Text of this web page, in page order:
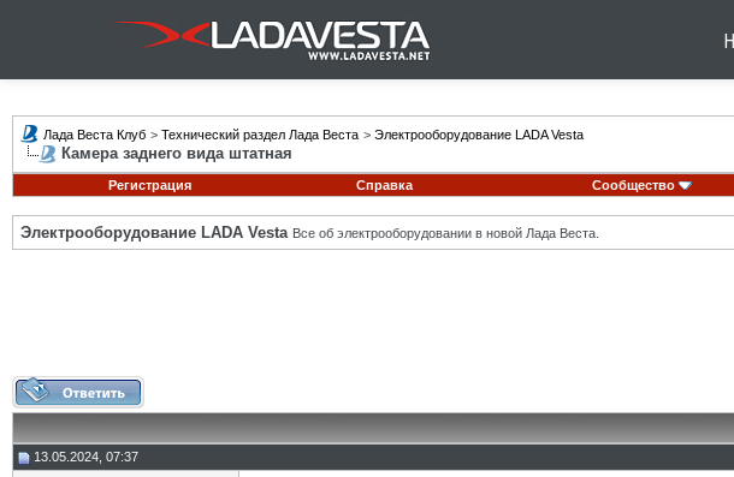
Лада Веста Клуб > Технический раздел Лада Веста > Электрооборудование LADA Vesta
Камера заднего вида штатная
Регистрация Справка Сообщество
Электрооборудование LADA Vesta Все об электрооборудовании в новой Лада Веста.
13.05.2024, 07:37